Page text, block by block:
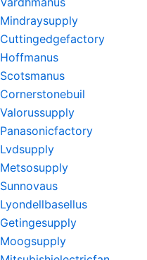
Mindraysupply
Cuttingedgefactory
Hoffmanus
Scotsmanus
Cornerstonebuil
Valorussupply
Panasonicfactory
Lvdsupply
Metsosupply
Sunnovaus
Lyondellbasellus
Getingesupply
Moogsupply